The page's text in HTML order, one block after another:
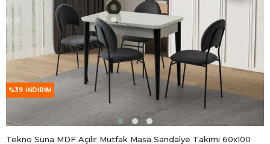
Tekno Suna MDF Açılır Mutfak Masa Sandalye Takımı 60x100
%39 İNDIRIM